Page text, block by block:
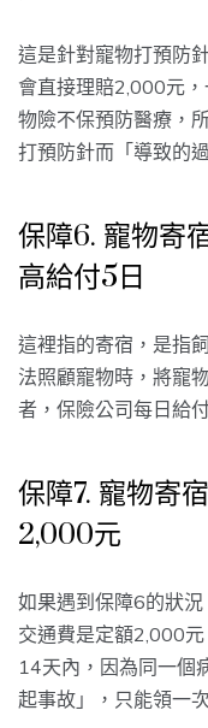
這是針對寵物打預防
會直接理賠2,000元
物險不保預防醫療，
打預防針而「導致的
保障6. 寵物寄
高給付5日
這裡指的寄宿，是指
法照顧寵物時，將寵
者，保險公司每日給
保障7. 寵物寄
2,000元
如果遇到保障6的狀
交通費是定額2,000
14天內，因為同一個
起事故」，只能領一